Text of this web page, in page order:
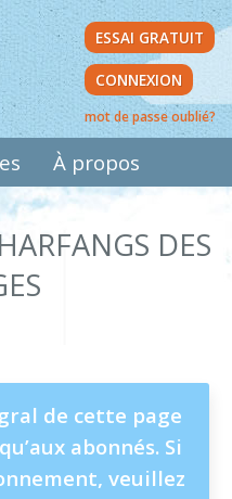
ESSAI GRATUIT
CONNEXION
mot de passe oublié?
À propos
DES
de cette page
abonnés. Si
veuillez